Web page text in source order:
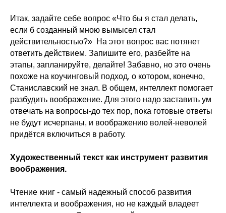
Итак, задайте себе вопрос «Что бы я стал делать,
если б созданный мною вымысел стал
действительностью?» На этот вопрос вас потянет
ответить действием. Запишите его, разбейте на
этапы, запланируйте, делайте! Забавно, но это очень
похоже на коучинговый подход, о котором, конечно,
Станиславский не знал. В общем, интеллект помогает
разбудить воображение. Для этого надо заставить ум
отвечать на вопросы-до тех пор, пока готовые ответы
не будут исчерпаны, и воображению волей-неволей
придётся включиться в работу.
Художественный текст как инструмент развития
воображения.
Чтение книг - самый надежный способ развития
интеллекта и воображения, но не каждый владеет